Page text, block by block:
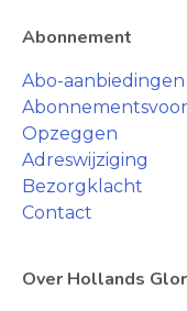
Abonnement
Abo-aanbiedingen
Opzeggen
Adreswijziging
Bezorgklacht
Contact
Over Hollands